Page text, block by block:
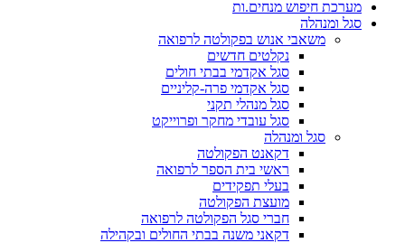
מערכת חיפוש מנחים.ות
סגל ומנהלה
משאבי אנוש בפקולטה לרפואה
נקלטים חדשים
סגל אקדמי בבתי חולים
סגל אקדמי פרה-קליניים
סגל מנהלי תקני
סגל עובדי מחקר ופרוייקט
סגל ומנהלה
דקאנט הפקולטה
ראשי בית הספר לרפואה
בעלי תפקידים
מועצת הפקולטה
חברי סגל הפקולטה לרפואה
דקאני משנה בבתי החולים ובקהילה